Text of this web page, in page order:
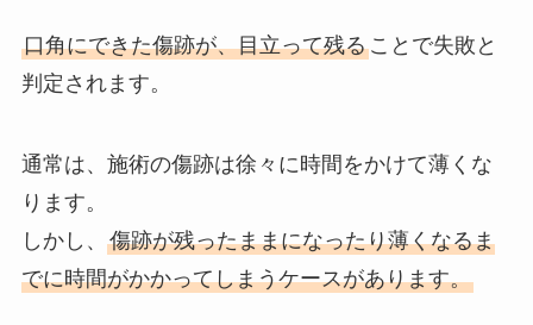
口角にできた傷跡が、目立って残ることで失敗と
判定されます。
通常は、施術の傷跡は徐々に時間をかけて薄くな
ります。
しかし、 傷跡が残ったままになったり薄くなるま
でに時間がかかってしまうケースがあります。